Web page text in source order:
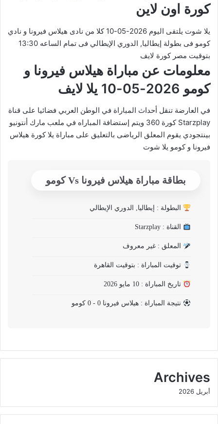
كورة اون لاين
يلا شوت يلتقى اليوم 2026-05-10 كلا من نادى هيلاس فيرونا و نادي
كومو فى بطولة إيطاليا, الدوري الإيطالي فى تمام الساعه 13:30
بتوقيت مصر كورة لايف
معلومات عن مباراة هيلاس فيرونا و
كومو 2026-05-10 يلا لايف
في العارضة تنقل أحداث المباراة في الوطن العربي فضائيا على قناة
Starzplay كورة 360 ويتم إستضافة المباراه في ملعب مارك أنتونيو
بينتجودي يقوم المعلق الرياضى بالتعليق على مباراة يلا كورة هيلاس
فيرونا و كومو يلا شوت
بطاقة مباراة هيلاس فيرونا Vs كومو
البطولة : إيطاليا, الدوري الإيطالي
القناة : Starzplay
المعلق : غير معروف
توقيت المباراة : بتوقيت القاهرة
تاريخ المباراة : 10 مايو 2026
نتيجة المباراة : هيلاس فيرونا 0 - 0 كومو
Archives
أبريل 2026